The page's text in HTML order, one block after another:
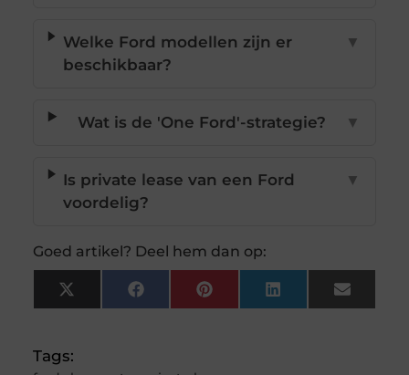
Welke Ford modellen zijn er
beschikbaar?
▼
Wat is de 'One Ford'-strategie? ▼
Is private lease van een Ford
voordelig?
▼
Goed artikel? Deel hem dan op:
X
(Twitter)
FacebookPinterestLinkedInEmail
Tags: